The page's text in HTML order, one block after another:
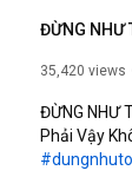
35,420 views
ĐỪNG NHƯ